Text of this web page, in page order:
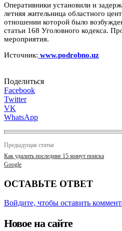
Оперативники установили и
летняя жительница областного
отношении которой было
статьи 168 Уголовного кодекса.
мероприятия.
Источник: www.podrobno.uz
Поделиться
Facebook
Twitter
VK
WhatsApp
Предыдущая статья
Как удалить последние 15 минут поиска
Google
ОСТАВЬТЕ ОТВЕТ
Войдите, чтобы оставить
Новое на сайте